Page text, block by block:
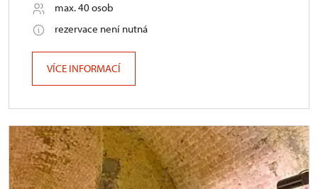
max. 40 osob
rezervace není nutná
VÍCE INFORMACÍ